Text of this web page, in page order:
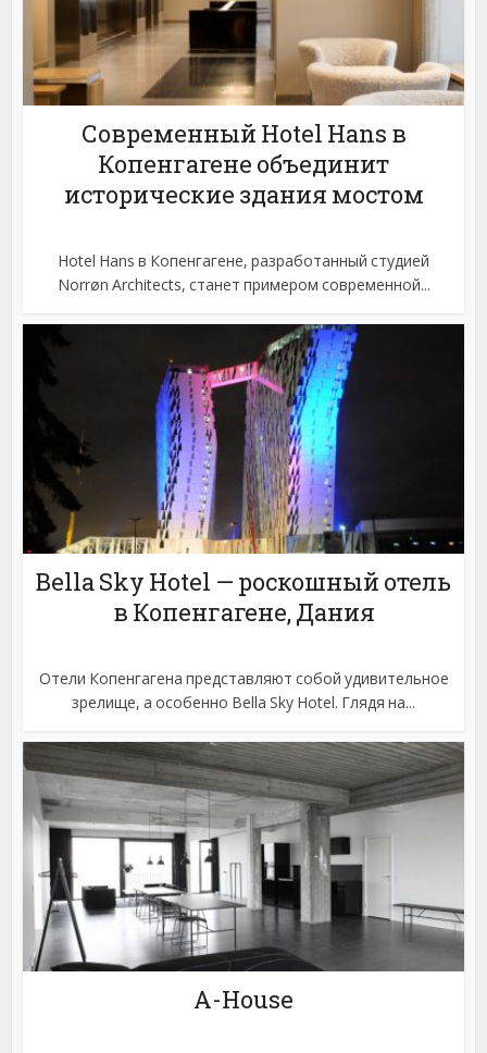
Современный Hotel Hans в
Копенгагене объединит
исторические здания мостом
Hotel Hans в Копенгагене, разработанный студией
Norrøn Architects, станет примером современной...
Bella Sky Hotel — роскошный отель
в Копенгагене, Дания
Отели Копенгагена представляют собой удивительное
зрелище, а особенно Bella Sky Hotel. Глядя на...
A-House